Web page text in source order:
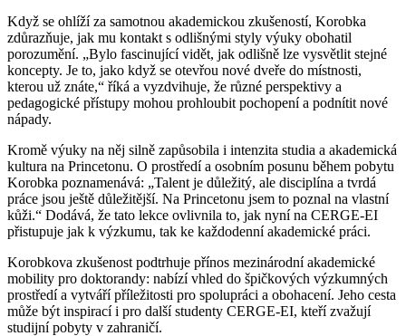
Když se ohlíží za samotnou akademickou zkušeností, Korobka
zdůrazňuje, jak mu kontakt s odlišnými styly výuky obohatil
porozumění. „Bylo fascinující vidět, jak odlišně lze vysvětlit stejné
koncepty. Je to, jako když se otevřou nové dveře do místnosti,
kterou už znáte,“ říká a vyzdvihuje, že různé perspektivy a
pedagogické přístupy mohou prohloubit pochopení a podnítit nové
nápady.
Kromě výuky na něj silně zapůsobila i intenzita studia a akademická
kultura na Princetonu. O prostředí a osobním posunu během pobytu
Korobka poznamenává: „Talent je důležitý, ale disciplína a tvrdá
práce jsou ještě důležitější. Na Princetonu jsem to poznal na vlastní
kůži.“ Dodává, že tato lekce ovlivnila to, jak nyní na CERGE-EI
přistupuje jak k výzkumu, tak ke každodenní akademické práci.
Korobkova zkušenost podtrhuje přínos mezinárodní akademické
mobility pro doktorandy: nabízí vhled do špičkových výzkumných
prostředí a vytváří příležitosti pro spolupráci a obohacení. Jeho cesta
může být inspirací i pro další studenty CERGE-EI, kteří zvažují
studijní pobyty v zahraničí.